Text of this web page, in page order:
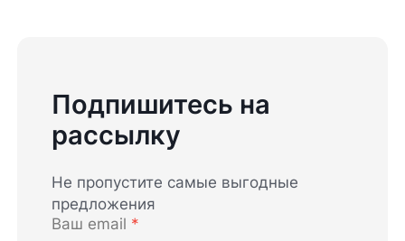
Подпишитесь на
рассылку
Не пропустите самые выгодные
предложения
Ваш email *